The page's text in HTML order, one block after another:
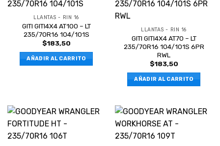
LLANTAS - RIN 16
GITI GITI4X4 AT100 – LT
235/70R16 104/101S
$183,50
AÑADIR AL CARRITO
LLANTAS - RIN 16
GITI GITI4X4 AT70 – LT
235/70R16 104/101S 6PR
RWL
$183,50
AÑADIR AL CARRITO